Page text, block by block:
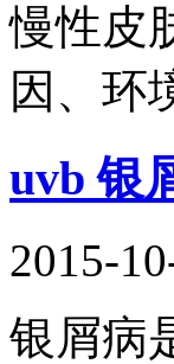
慢性皮
因、环
uvb 银
2015-
银屑病